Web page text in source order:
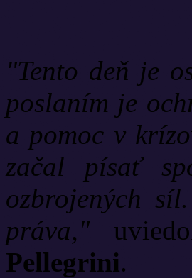
"Tento deň je
poslaním je
a pomoc v
začal písať
ozbrojených
práva,"
Pellegrini.